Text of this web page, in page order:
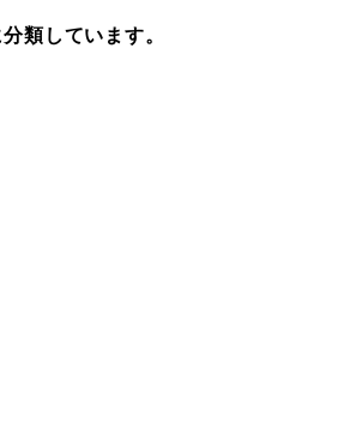
類しています。